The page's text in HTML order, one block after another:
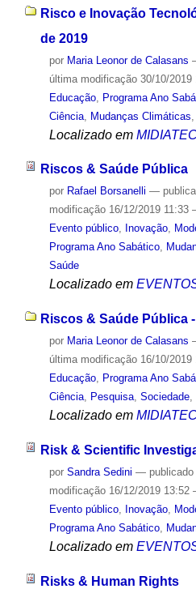
Risco e Inovação
de 2019
por Maria Leonor de Calasans
última modificação30/10/2019
Educação, Programa Ano
Ciência, Mudanças Climáticas
Localizado em
Riscos & Saúde Pública
por Rafael Borsanelli —
modificação16/12/2019 11:33
Evento público, Inovação,
Programa Ano Sabático,
Saúde
Localizado em
Riscos & Saúde Pública
por Maria Leonor de Calasans
última modificação16/10/2019
Educação, Programa Ano
Ciência, Pesquisa, Sociedade,
Localizado em
Risk & Scientific
por Sandra Sedini — publicado
modificação16/12/2019 13:52
Evento público, Inovação,
Programa Ano Sabático,
Localizado em
Risks & Human Rights